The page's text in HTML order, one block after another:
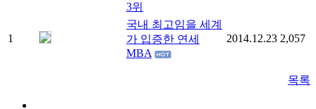
3위
1
국내 최고임을 세계
가 입증한 연세
MBA
2014.12.23 2,057
목록